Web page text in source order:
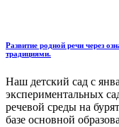
Развитие родной речи через
традициями.
Наш детский сад с
экспериментальных
речевой среды на
базе основной